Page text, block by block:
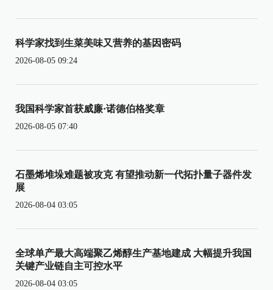
科学家找到生菜美味又营养的基因密码
2026-08-05 09:24
我国科学家首获威廉·诺德伯格奖章
2026-08-05 07:40
石墨烯堆垛难题被攻克 有望推动新一代拓扑量子器件发
展
2026-08-04 03:05
全球单产最大高端聚乙烯醇生产基地建成 大幅提升我国
关键产业链自主可控水平
2026-08-04 03:05